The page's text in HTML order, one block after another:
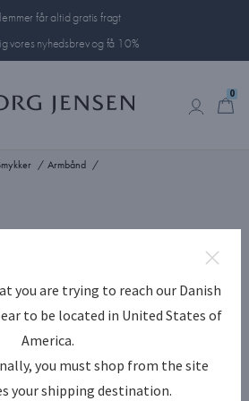
får altid gratis fragt
vores nyhedsbrev og få 10%
0
Armbånd
you are trying to reach our Danish
to be located in United States of
America.
you must shop from the site
your shipping destination.
you are trying to reach our Danish
to be located in United States of
America.
you must shop from the site
your shipping destination.